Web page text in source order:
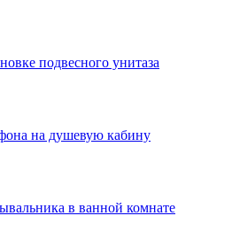
подвесного унитаза
на душевую кабину
в ванной комнате